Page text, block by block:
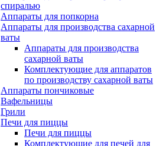
спиралью
Аппараты для попкорна
Аппараты для производства сахарной
ваты
Аппараты для производства
сахарной ваты
Комплектующие для аппаратов
по производству сахарной ваты
Аппараты пончиковые
Вафельницы
Грили
Печи для пиццы
Печи для пиццы
Комплектующие для печей для